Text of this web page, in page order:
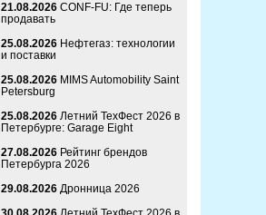
21.08.2026 CONF-FU: Где теперь
продавать
25.08.2026 Нефтегаз: технологии
и поставки
25.08.2026 MIMS Automobility Saint
Petersburg
25.08.2026 Летний ТехФест 2026 в
Петербурге: Garage Eight
27.08.2026 Рейтинг брендов
Петербурга 2026
29.08.2026 Дронница 2026